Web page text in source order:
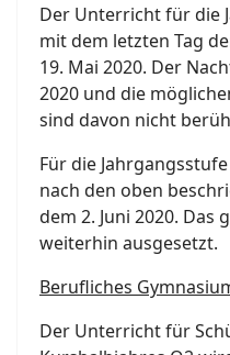
Der Unterricht für die
mit dem letzten Tag
19. Mai 2020. Der
2020 und die
sind davon nicht
Für die
nach den oben
dem 2. Juni 2020.
weiterhin ausgesetzt.
Berufliches
Der Unterricht für